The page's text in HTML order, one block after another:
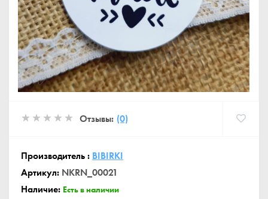
Отзывы: (0)
Производитель : BIBIRKI
Артикул: NKRN_00021
Наличие: Есть в наличии